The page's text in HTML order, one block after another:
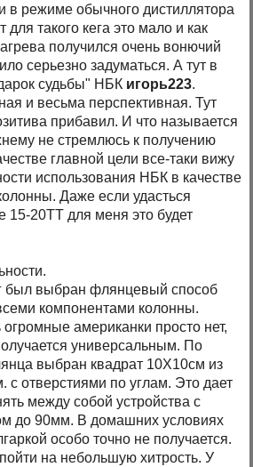
в режиме обычного дистиллятора
для такого кега это мало и как
получился очень вонючий
серьезно задуматься. А тут в
судьбы" НБК игорь223.
и весьма перспективная. Тут
прибавил. И что называется
не стремлюсь к получению
главной цели все-таки вижу
использования НБК в качестве
Даже если удасться
15-20ТТ для меня это будет
был выбран флянцевый способ
компонентами колонны.
американки просто нет,
универсальным. По
выбран квадрат 10Х10см из
с отверстиями по углам. Это дает
между собой устройства с
до 90мм. В домашних условиях
особо точно не получается.
на небольшую хитрость. У